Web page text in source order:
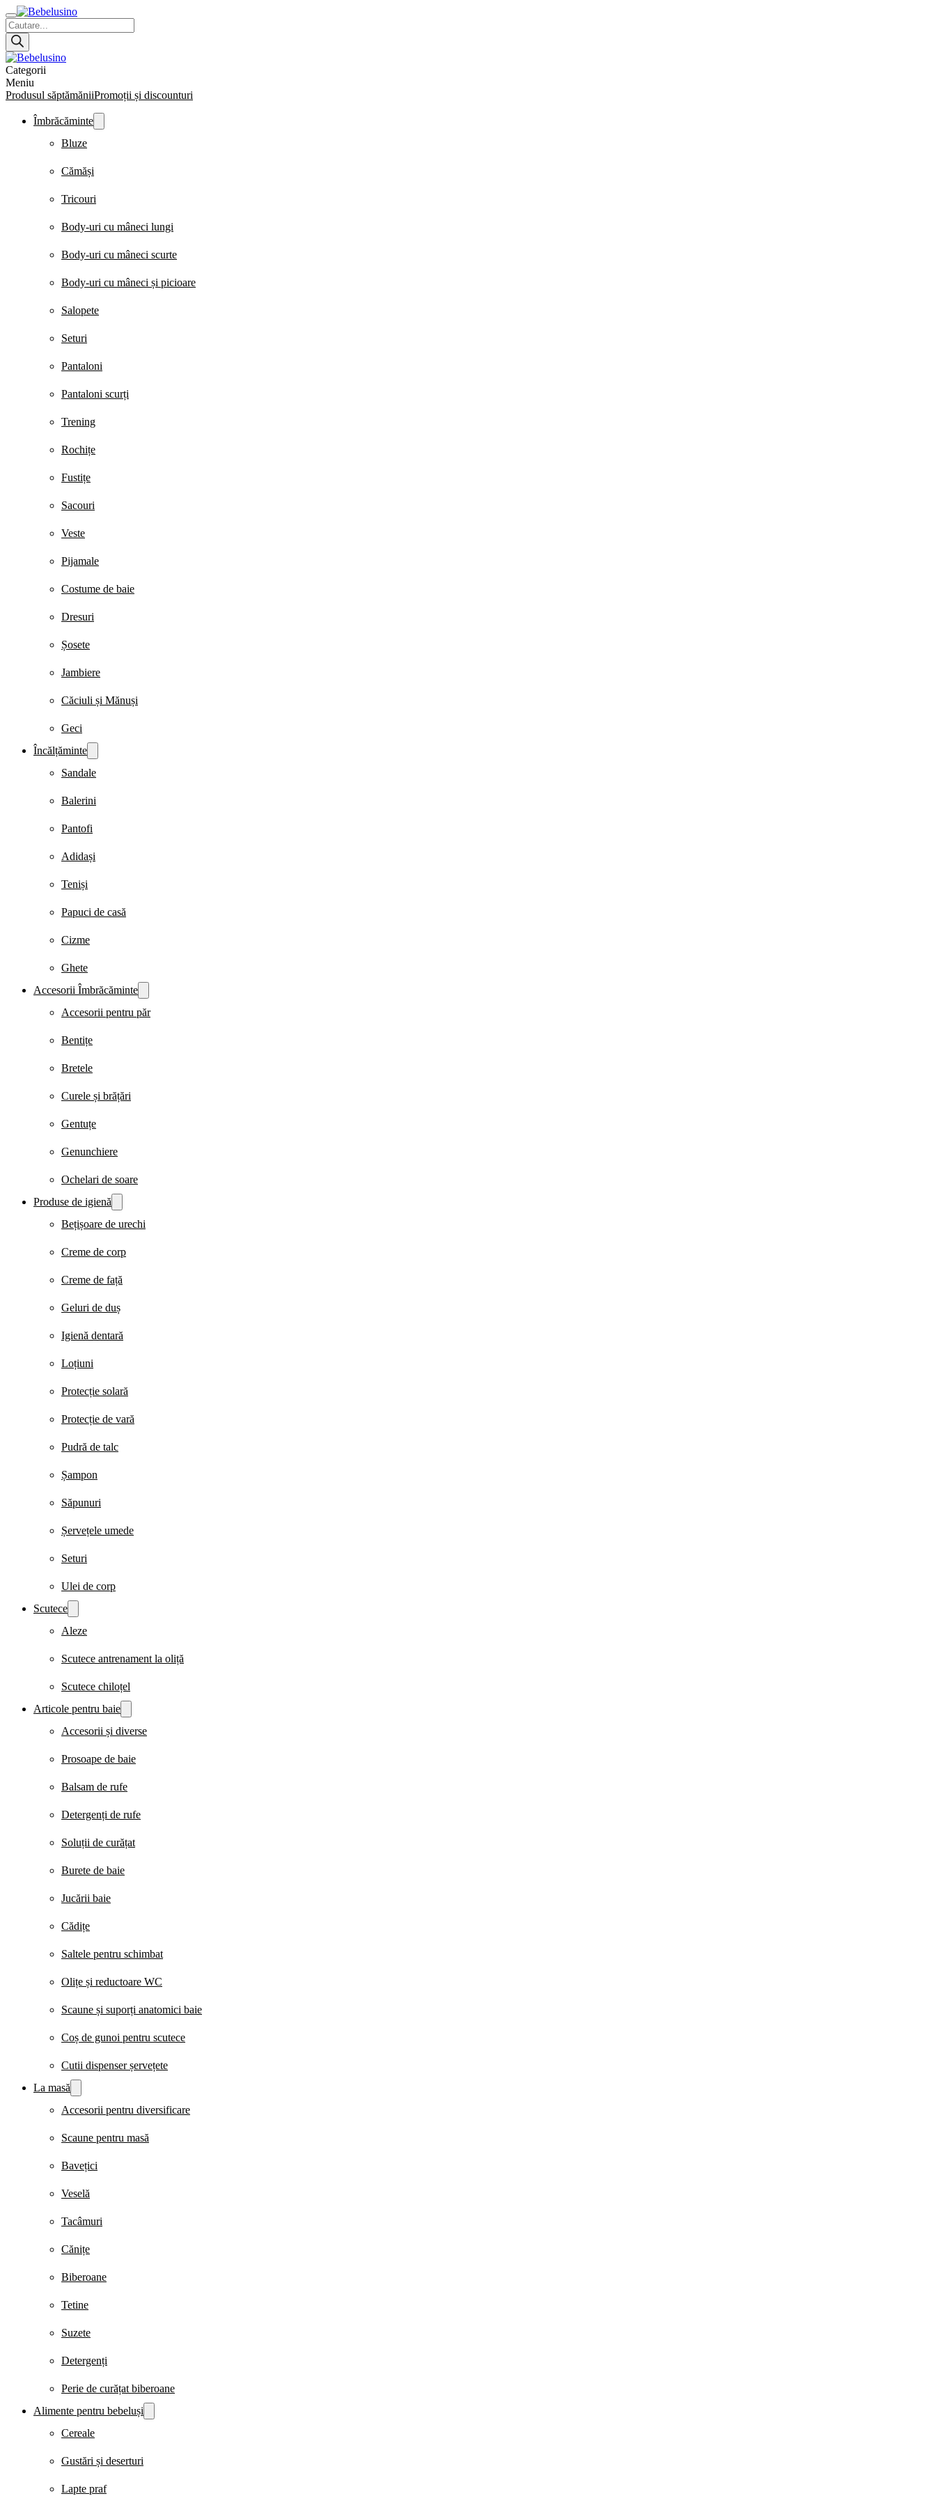
Products
search
Categorii
Meniu
Produsul săptămăniiPromoții și discounturi
Îmbrăcăminte
Bluze
Cămăși
Tricouri
Body-uri cu mâneci lungi
Body-uri cu mâneci scurte
Body-uri cu mâneci și picioare
Salopete
Seturi
Pantaloni
Pantaloni scurți
Trening
Rochițe
Fustițe
Sacouri
Veste
Pijamale
Costume de baie
Dresuri
Șosete
Jambiere
Căciuli și Mănuși
Geci
Încălțăminte
Sandale
Balerini
Pantofi
Adidași
Teniși
Papuci de casă
Cizme
Ghete
Accesorii Îmbrăcăminte
Accesorii pentru păr
Bentițe
Bretele
Curele și brățări
Gentuțe
Genunchiere
Ochelari de soare
Produse de igienă
Bețișoare de urechi
Creme de corp
Creme de față
Geluri de duș
Igienă dentară
Loțiuni
Protecție solară
Protecție de vară
Pudră de talc
Șampon
Săpunuri
Șervețele umede
Seturi
Ulei de corp
Scutece
Aleze
Scutece antrenament la oliță
Scutece chiloțel
Articole pentru baie
Accesorii și diverse
Prosoape de baie
Balsam de rufe
Detergenți de rufe
Soluții de curățat
Burete de baie
Jucării baie
Cădițe
Saltele pentru schimbat
Olițe și reductoare WC
Scaune și suporți anatomici baie
Coș de gunoi pentru scutece
Cutii dispenser șervețete
La masă
Accesorii pentru diversificare
Scaune pentru masă
Bavețici
Veselă
Tacâmuri
Cănițe
Biberoane
Tetine
Suzete
Detergenți
Perie de curățat biberoane
Alimente pentru bebeluși
Cereale
Gustări și deserturi
Lapte praf